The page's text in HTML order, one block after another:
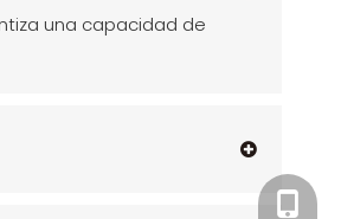
una capacidad de
+86-